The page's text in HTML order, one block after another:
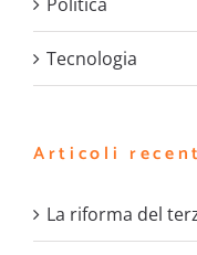
Tecnologia
Articoli
La riforma del